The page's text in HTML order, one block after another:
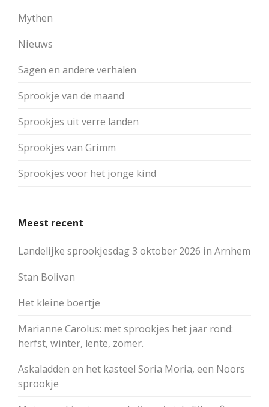
Mythen
Nieuws
Sagen en andere verhalen
Sprookje van de maand
Sprookjes uit verre landen
Sprookjes van Grimm
Sprookjes voor het jonge kind
Meest recent
Landelijke sprookjesdag 3 oktober 2026 in Arnhem
Stan Bolivan
Het kleine boertje
Marianne Carolus: met sprookjes het jaar rond:
herfst, winter, lente, zomer.
Askaladden en het kasteel Soria Moria, een Noors
sprookje